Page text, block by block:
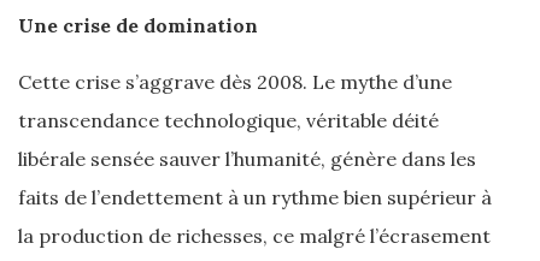
Une crise de domination
Cette crise s’aggrave dès 2008. Le mythe d’une
transcendance technologique, véritable déité
libérale sensée sauver l’humanité, génère dans les
faits de l’endettement à un rythme bien supérieur à
la production de richesses, ce malgré l’écrasement